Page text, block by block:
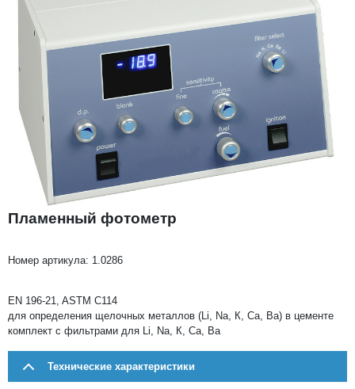
Пламенный фотометр
Номер артикула: 1.0286
EN 196-21, ASTM C114
для определения щелочных металлов (Li, Na, К, Ca, Ba) в цементе
комплект с фильтрами для Li, Na, К, Ca, Ba
Технические характеристики